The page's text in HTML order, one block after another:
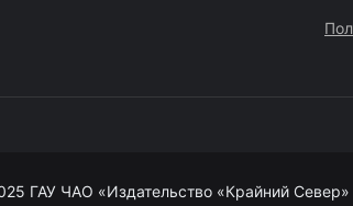
ГАУ ЧАО «Издательство «Крайний Север»